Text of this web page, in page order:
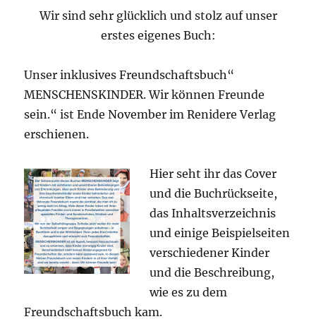
Wir sind sehr glücklich und stolz auf unser
erstes eigenes Buch:
Unser inklusives Freundschaftsbuch“
MENSCHENSKINDER. Wir können Freunde
sein.“ ist Ende November im Renidere Verlag
erschienen.
Hier seht ihr das Cover
und die Buchrückseite,
das Inhaltsverzeichnis
und einige Beispielseiten
verschiedener Kinder
und die Beschreibung,
wie es zu dem
Freundschaftsbuch kam.